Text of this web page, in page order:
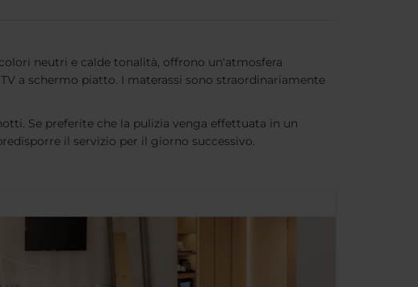
neutri e calde tonalità, offrono un'atmosfera
a schermo piatto. I materassi sono straordinariamente
Se preferite che la pulizia venga effettuata in un
il servizio per il giorno successivo.